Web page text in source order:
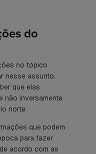
do
no tópico
nesse assunto.
que elas
não inversamente
norte.
que podem
para fazer
acordo com as